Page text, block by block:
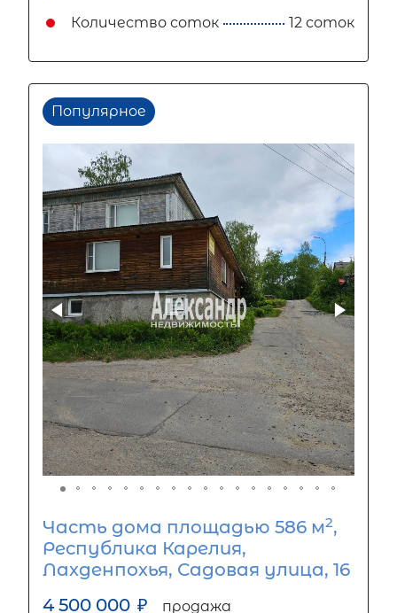
Количество соток 12 соток
Популярное
Часть дома площадью 586 м2,
Республика Карелия,
Лахденпохья, Садовая улица, 16
4 500 000 ₽ продажа